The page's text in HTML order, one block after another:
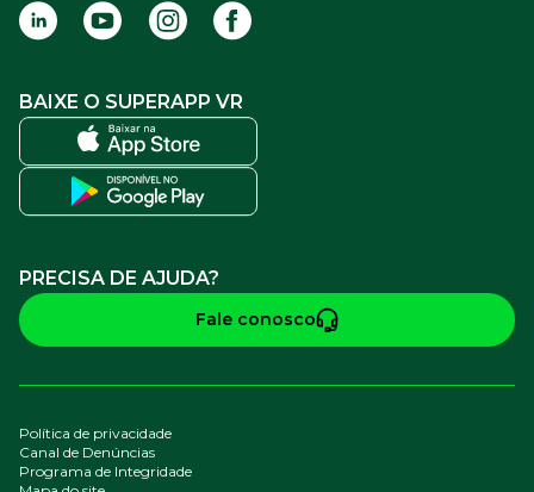
BAIXE O SUPERAPP VR
PRECISA DE AJUDA?
Fale conosco
Política de privacidade
Canal de Denúncias
Programa de Integridade